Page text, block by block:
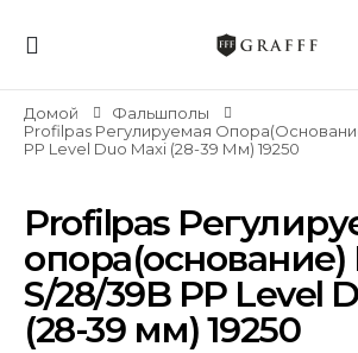
Домой
Фальшполы
Profilpas Регулируемая
PP Level Duo Maxi (28-39 Мм) 19250
Profilpas
опора(основание)
S/28/39B PP Level
(28-39 мм) 19250